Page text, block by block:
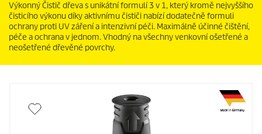
Výkonný Čistič dřeva s unikátní formulí 3 v 1, který kromě nejvyššího
čisticího výkonu díky aktivnímu čističi nabízí dodatečně formuli
ochrany proti UV záření a intenzivní péči. Maximálně účinné čištění,
péče a ochrana v jednom. Vhodný na všechny venkovní ošetřené a
neošetřené dřevěné povrchy.